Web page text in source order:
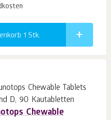
1 Stk.
Chewable